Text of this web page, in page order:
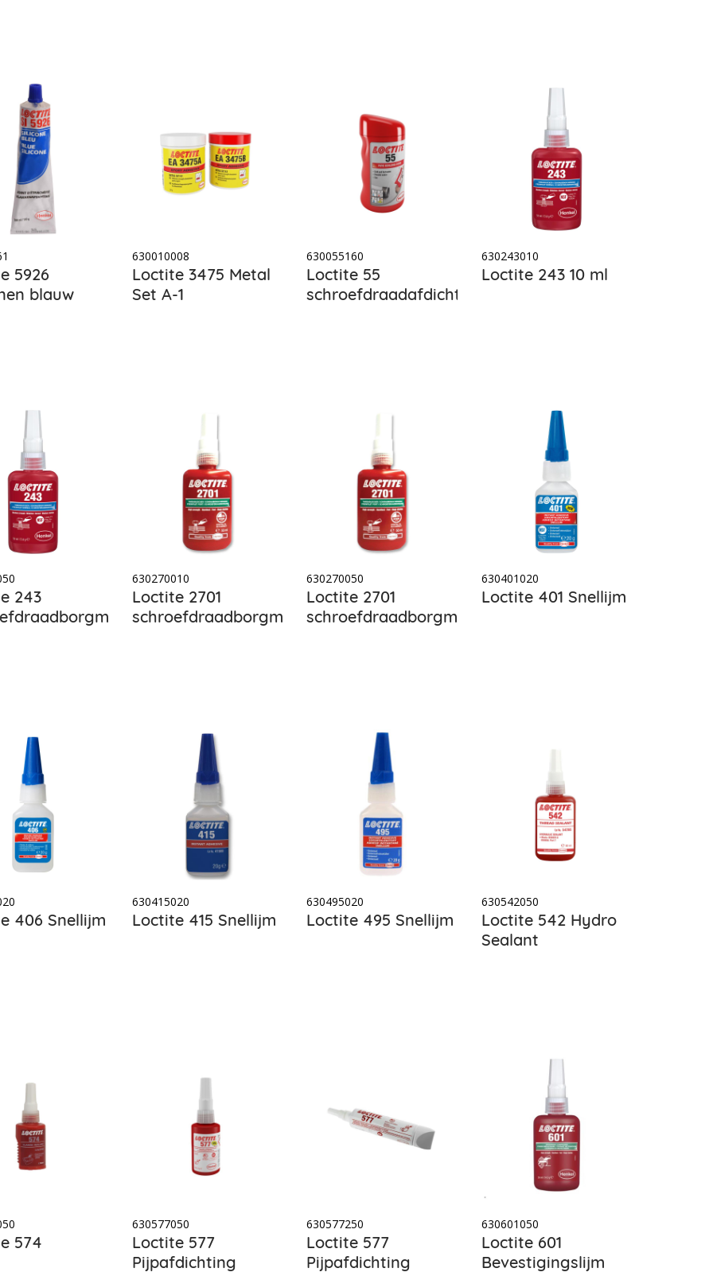
5926
blauw
630010008
Loctite 3475 Metal
Set A-1
630055160
Loctite 55
schroefdraadafdichting
630243010
Loctite 243 10 ml
243
630270010
Loctite 2701
schroefdraadborgmiddel
630270050
Loctite 2701
schroefdraadborgmiddel
630401020
Loctite 401 Snellijm
406 Snellijm
630415020
Loctite 415 Snellijm
630495020
Loctite 495 Snellijm
630542050
Loctite 542 Hydro
Sealant
574
630577050
Loctite 577
Pijpafdichting
630577250
Loctite 577
Pijpafdichting
630601050
Loctite 601
Bevestigingslijm